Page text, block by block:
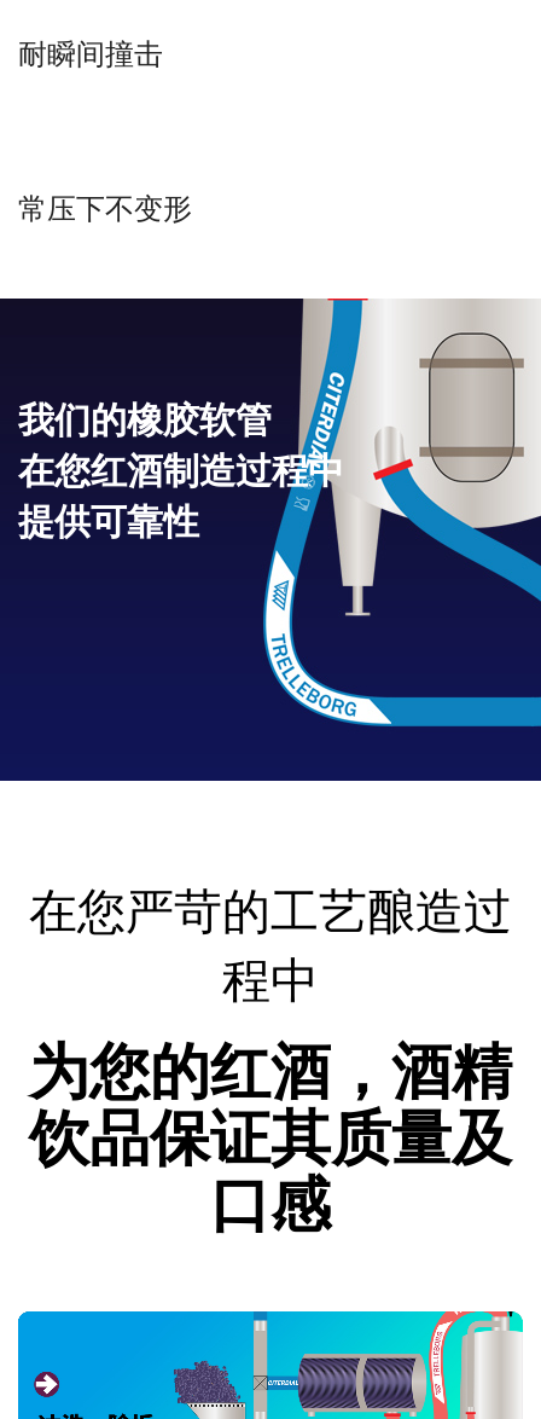
耐瞬间撞击
常压下不变形
我们的橡胶软管
在您红酒制造过程中
提供可靠性
在您严苛的工艺酿造过
程中
为您的红酒，酒精
饮品保证其质量及
口感